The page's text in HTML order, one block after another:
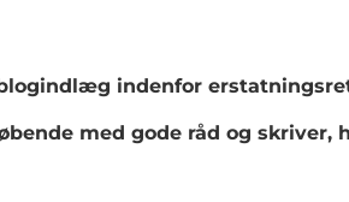
indenfor
med gode råd og skriver,